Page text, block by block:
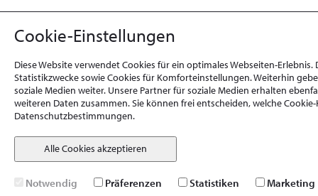
Cookie-Einstellungen
Diese Website verwendet Cookies für ein optimales Webseiten-
Statistikzwecke sowie Cookies für Komforteinstellungen. Weiterhin
soziale Medien weiter. Unsere Partner für soziale Medien erhalten
weiteren Daten zusammen. Sie können frei entscheiden, welche
Datenschutzbestimmungen.
Alle Cookies akzeptieren
Notwendig Präferenzen Statistiken Marketing